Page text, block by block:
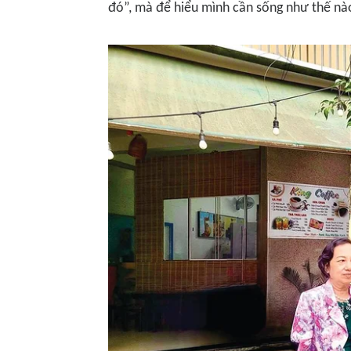
đó”, mà để hiểu mình cần sống như thế